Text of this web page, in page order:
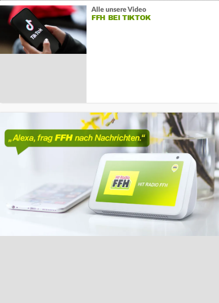
Alle unsere Video
FFH BEI TIKTOK